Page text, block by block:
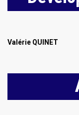
Valérie QUINET